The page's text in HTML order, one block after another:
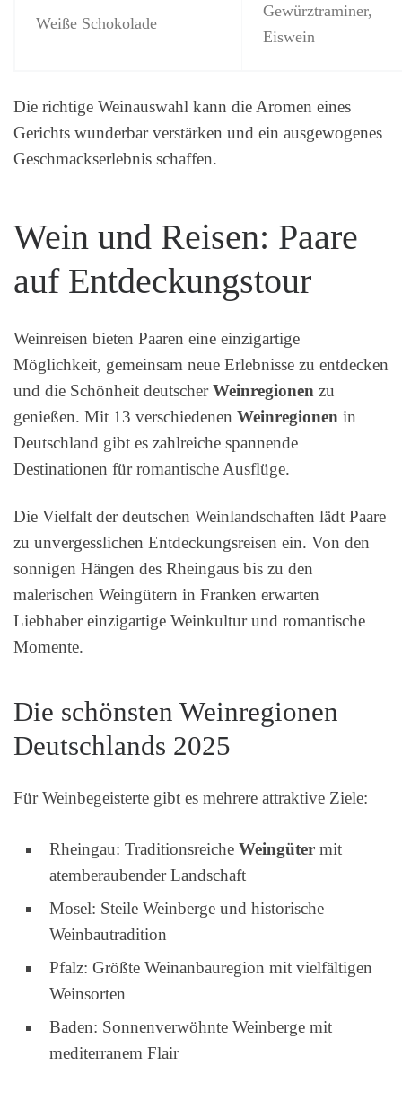
Weiße Schokolade
Gewürztraminer,
Eiswein
Die richtige Weinauswahl kann die Aromen eines
Gerichts wunderbar verstärken und ein ausgewogenes
Geschmackserlebnis schaffen.
Wein und Reisen: Paare
auf Entdeckungstour
Weinreisen bieten Paaren eine einzigartige
Möglichkeit, gemeinsam neue Erlebnisse zu entdecken
und die Schönheit deutscherWeinregionen zu
genießen. Mit 13 verschiedenen Weinregionen in
Deutschland gibt es zahlreiche spannende
Destinationen für romantische Ausflüge.
Die Vielfalt der deutschen Weinlandschaften lädt Paare
zu unvergesslichen Entdeckungsreisen ein. Von den
sonnigen Hängen des Rheingaus bis zu den
malerischen Weingütern in Franken erwarten
Liebhaber einzigartige Weinkultur und romantische
Momente.
Die schönsten Weinregionen
Deutschlands 2025
Für Weinbegeisterte gibt es mehrere attraktive Ziele:
Rheingau: Traditionsreiche Weingüter mit
atemberaubender Landschaft
Mosel: Steile Weinberge und historische
Weinbautradition
Pfalz: Größte Weinanbauregion mit vielfältigen
Weinsorten
Baden: Sonnenverwöhnte Weinberge mit
mediterranem Flair